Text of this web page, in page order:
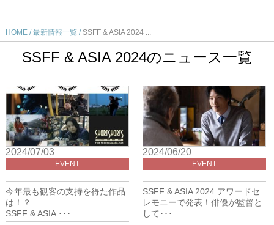
HOME 最新情報一覧 SSFF & ASIA 2024
SSFF & ASIA 2024のニュース一覧
2024/07/03
EVENT
今年最も観客の支持を得た作品
は！？
SSFF & ASIA ･･･
2024/06/20
EVENT
SSFF & ASIA 2024 アワードセ
レモニーで発表！俳優が監督と
して･･･